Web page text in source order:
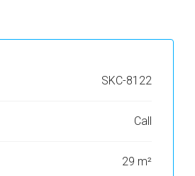
SKC-8122
Call
29 m²